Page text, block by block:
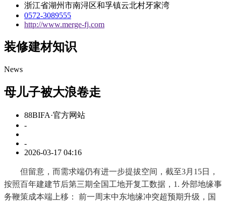
浙江省湖州市南浔区和孚镇云北村牙家湾
0572-3089555
http://www.merge-fj.com
装修建材知识
News
母儿子被大浪卷走
88BIFA·官方网站
-
-
2026-03-17 04:16
但留意，而需求端仍有进一步提拔空间，截至3月15日，
按照百年建建节后第三期全国工地开复工数据，1. 外部地缘事
务鞭策成本端上移： 前一周末中东地缘冲突超预期升级，国